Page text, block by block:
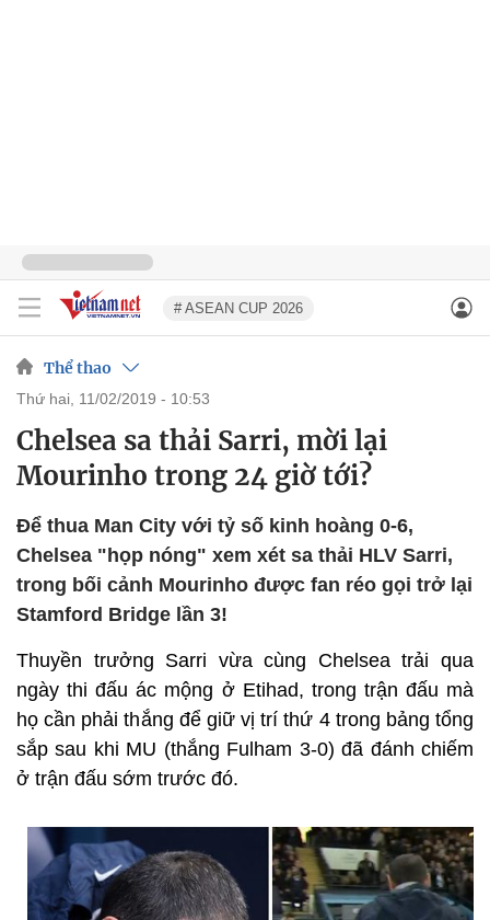
# ASEAN CUP 2026
Thể thao
thứ hai, 11/02/2019 - 10:53
Chelsea sa thải Sarri, mời lại
Mourinho trong 24 giờ tới?
Để thua Man City với tỷ số kinh hoàng 0-6,
Chelsea "họp nóng" xem xét sa thải HLV Sarri,
trong bối cảnh Mourinho được fan réo gọi trở lại
Stamford Bridge lần 3!
Thuyền trưởng Sarri vừa cùng Chelsea trải qua
ngày thi đấu ác mộng ở Etihad, trong trận đấu mà
họ cần phải thắng để giữ vị trí thứ 4 trong bảng tổng
sắp sau khi MU (thắng Fulham 3-0) đã đánh chiếm
ở trận đấu sớm trước đó.